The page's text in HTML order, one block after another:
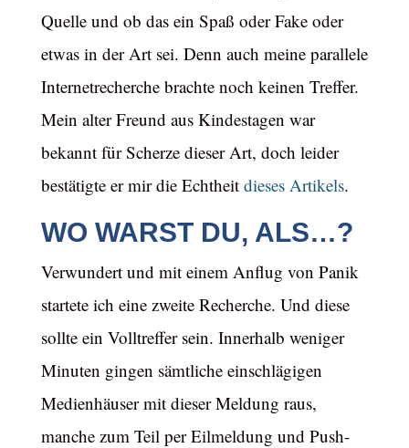
Quelle und ob das ein Spaß oder Fake oder
etwas in der Art sei. Denn auch meine parallele
Internetrecherche brachte noch keinen Treffer.
Mein alter Freund aus Kindestagen war
bekannt für Scherze dieser Art, doch leider
bestätigte er mir die Echtheit dieses Artikels.
WO WARST DU, ALS…?
Verwundert und mit einem Anflug von Panik
startete ich eine zweite Recherche. Und diese
sollte ein Volltreffer sein. Innerhalb weniger
Minuten gingen sämtliche einschlägigen
Medienhäuser mit dieser Meldung raus,
manche zum Teil per Eilmeldung und Push-